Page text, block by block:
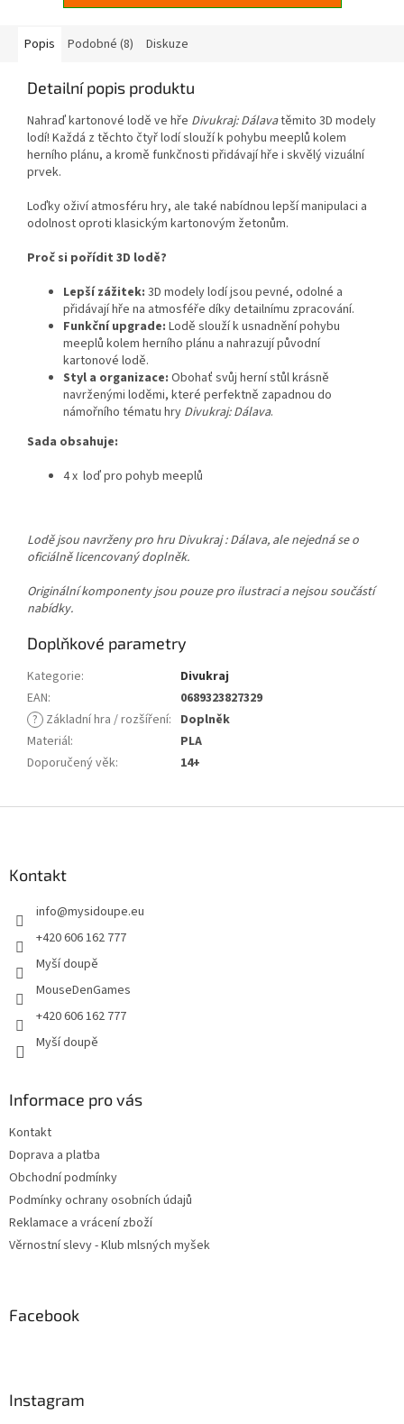
Popis Podobné (8) Diskuze
Detailní popis produktu
Nahraď kartonové lodě ve hře Divukraj: Dálavatěmito 3D modely
lodí! Každá z těchto čtyř lodí slouží k pohybu meeplů kolem
herního plánu, a kromě funkčnosti přidávají hře i skvělý vizuální
prvek.
Loďky oživí atmosféru hry, ale také nabídnou lepší manipulaci a
odolnost oproti klasickým kartonovým žetonům.
Proč si pořídit 3D lodě?
Lepší zážitek: 3D modely lodí jsou pevné, odolné a
přidávají hře na atmosféře díky detailnímu zpracování.
Funkční upgrade: Lodě slouží k usnadnění pohybu
meeplů kolem herního plánu a nahrazují původní
kartonové lodě.
Styl a organizace: Obohať svůj herní stůl krásně
navrženými loděmi, které perfektně zapadnou do
námořního tématu hry Divukraj: Dálava.
Sada obsahuje:
4 x loď pro pohyb meeplů
Lodě jsou navrženy pro hru Divukraj : Dálava, ale nejedná se o
oficiálně licencovaný doplněk.
Originální komponenty jsou pouze pro ilustraci a nejsou součástí
nabídky.
Doplňkové parametry
Kategorie:
Divukraj
EAN:
0689323827329
? Základní hra / rozšíření: Doplněk
Materiál:
PLA
Doporučený věk: 14+
Kontakt
info@mysidoupe.eu
+420 606 162 777
Myší doupě
MouseDenGames
+420 606 162 777
Myší doupě
Informace pro vás
Kontakt
Doprava a platba
Obchodní podmínky
Podmínky ochrany osobních údajů
Reklamace a vrácení zboží
Věrnostní slevy - Klub mlsných myšek
Facebook
Instagram